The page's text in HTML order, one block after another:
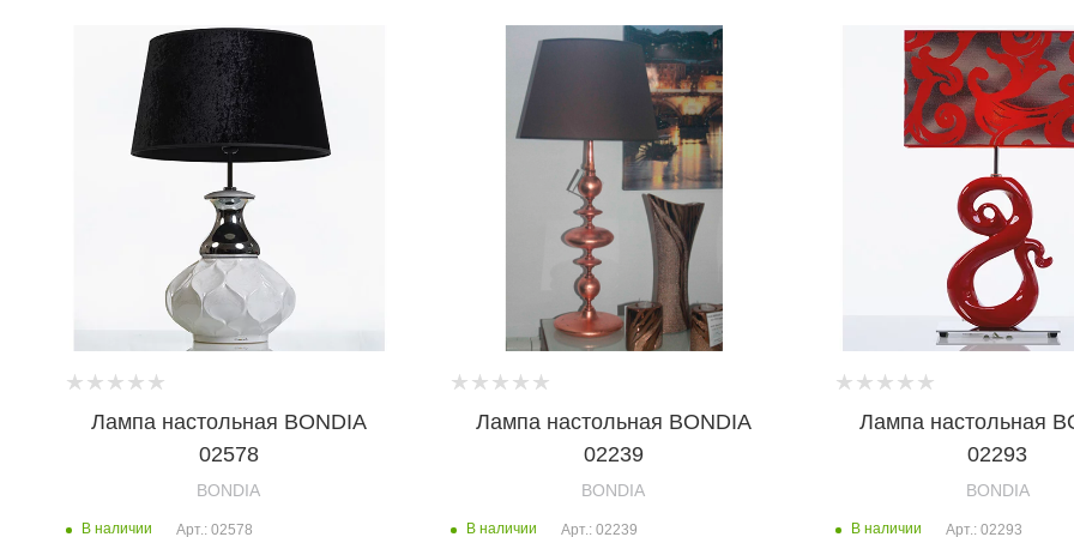
Лампа настольная BONDIA
02578
BONDIA
В наличии Арт.: 02578
Лампа настольная BONDIA
02239
BONDIA
В наличии Арт.: 02239
Лампа настольная
02293
BONDIA
В наличии Арт.: 02293